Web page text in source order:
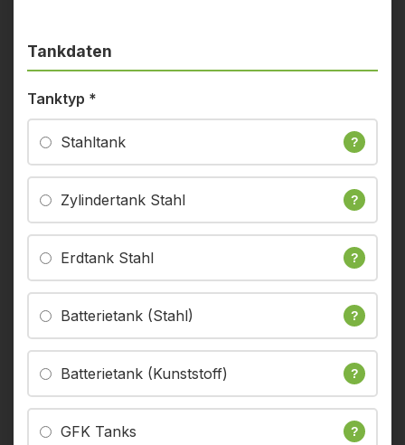
Tankdaten
Tanktyp *
Stahltank ?
Zylindertank Stahl ?
Erdtank Stahl ?
Batterietank (Stahl) ?
Batterietank (Kunststoff) ?
GFK Tanks ?